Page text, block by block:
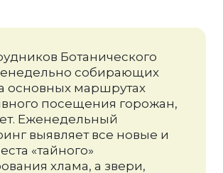
Ботанического
собирающих
основных маршрутах
посещения горожан,
Еженедельный
выявляет все новые и
«тайного»
хлама, а звери,